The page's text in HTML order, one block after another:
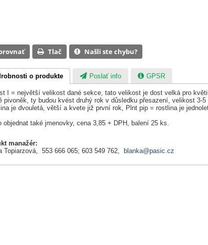
Tlač Našli ste chybu?
o produkte Poslať info GPSR
I = největší velikost dané sekce, tato velikost je dost velká pro
pivoněk, ty budou kvést druhý rok v důsledku přesazení, velikost
je dvouletá, větší a kvete již první rok, Plnt pip = rostlina je
objednat také jmenovky, cena 3,85 + DPH, balení 25 ks.
manažér:
Topiarzová, 553 666 065; 603 549 762,
blanka@pasic.cz